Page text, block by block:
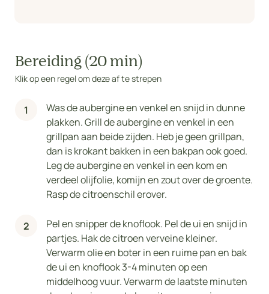
Bereiding (20 min)
Klik op een regel om deze af te strepen
Was de aubergine en venkel en snijd in dunne
plakken. Grill de aubergine en venkel in een
grillpan aan beide zijden. Heb je geen grillpan,
dan is krokant bakken in een bakpan ook goed.
Leg de aubergine en venkel in een kom en
verdeel olijfolie, komijn en zout over de groente.
Rasp de citroenschil erover.
Pel en snipper de knoflook. Pel de ui en snijd in
partjes. Hak de citroen verveine kleiner.
Verwarm olie en boter in een ruime pan en bak
de ui en knoflook 3-4 minuten op een
middelhoog vuur. Verwarm de laatste minuten